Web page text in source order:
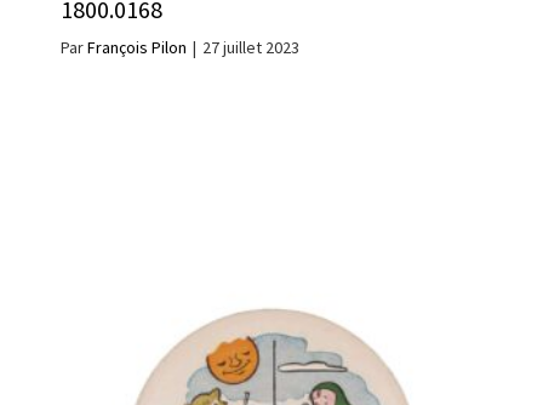
1800.0168
ParFrançois Pilon | 27 juillet 2023